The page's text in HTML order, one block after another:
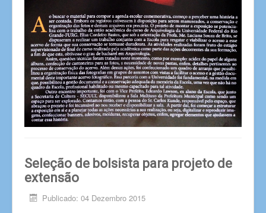
Seleção de bolsista para projeto de
extensão
Publicado: 04 Dezembro 2015